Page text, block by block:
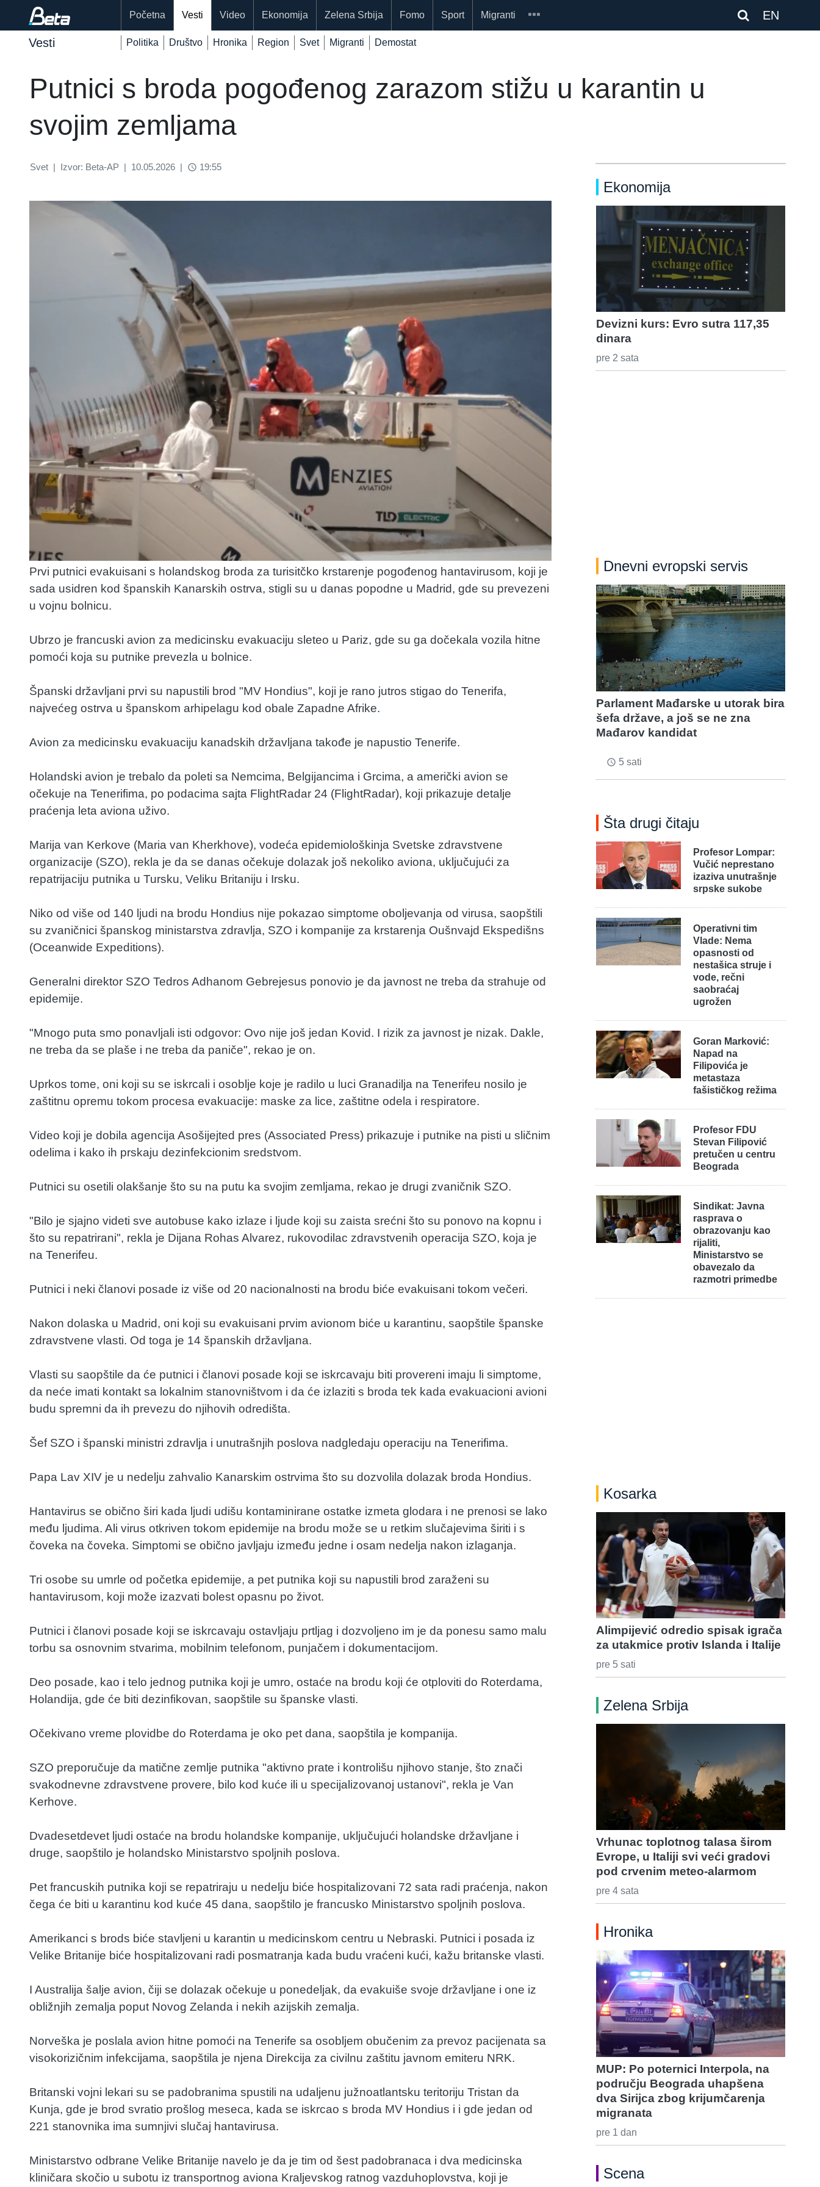
EN
Početna Vesti Video Ekonomija Zelena Srbija Fomo Sport Migranti
Vesti Politika Društvo Hronika Region Svet Migranti Demostat
Putnici s broda pogođenog zarazom stižu u karantin u
svojim zemljama
Svet | Izvor: Beta-AP | 10.05.2026 | access_time 19:55
Prvi putnici evakuisani s holandskog broda za turisitčko krstarenje pogođenog hantavirusom, koji je
sada usidren kod španskih Kanarskih ostrva, stigli su u danas popodne u Madrid, gde su prevezeni
u vojnu bolnicu.
Ubrzo je francuski avion za medicinsku evakuaciju sleteo u Pariz, gde su ga dočekala vozila hitne
pomoći koja su putnike prevezla u bolnice.
Španski državljani prvi su napustili brod "MV Hondius", koji je rano jutros stigao do Tenerifa,
najvećeg ostrva u španskom arhipelagu kod obale Zapadne Afrike.
Avion za medicinsku evakuaciju kanadskih državljana takođe je napustio Tenerife.
Holandski avion je trebalo da poleti sa Nemcima, Belgijancima i Grcima, a američki avion se
očekuje na Tenerifima, po podacima sajta FlightRadar 24 (FlightRadar), koji prikazuje detalje
praćenja leta aviona uživo.
Marija van Kerkove (Maria van Kherkhove), vodeća epidemiološkinja Svetske zdravstvene
organizacije (SZO), rekla je da se danas očekuje dolazak još nekoliko aviona, uključujući za
repatrijaciju putnika u Tursku, Veliku Britaniju i Irsku.
Niko od više od 140 ljudi na brodu Hondius nije pokazao simptome oboljevanja od virusa, saopštili
su zvaničnici španskog ministarstva zdravlja, SZO i kompanije za krstarenja Oušnvajd Ekspedišns
(Oceanwide Expeditions).
Generalni direktor SZO Tedros Adhanom Gebrejesus ponovio je da javnost ne treba da strahuje od
epidemije.
"Mnogo puta smo ponavljali isti odgovor: Ovo nije još jedan Kovid. I rizik za javnost je nizak. Dakle,
ne treba da se plaše i ne treba da paniče", rekao je on.
Uprkos tome, oni koji su se iskrcali i osoblje koje je radilo u luci Granadilja na Tenerifeu nosilo je
zaštitnu opremu tokom procesa evakuacije: maske za lice, zaštitne odela i respiratore.
Video koji je dobila agencija Asošijejted pres (Associated Press) prikazuje i putnike na pisti u sličnim
odelima i kako ih prskaju dezinfekcionim sredstvom.
Putnici su osetili olakšanje što su na putu ka svojim zemljama, rekao je drugi zvaničnik SZO.
"Bilo je sjajno videti sve autobuse kako izlaze i ljude koji su zaista srećni što su ponovo na kopnu i
što su repatrirani", rekla je Dijana Rohas Alvarez, rukovodilac zdravstvenih operacija SZO, koja je
na Tenerifeu.
Putnici i neki članovi posade iz više od 20 nacionalnosti na brodu biće evakuisani tokom večeri.
Nakon dolaska u Madrid, oni koji su evakuisani prvim avionom biće u karantinu, saopštile španske
zdravstvene vlasti. Od toga je 14 španskih državljana.
Vlasti su saopštile da će putnici i članovi posade koji se iskrcavaju biti provereni imaju li simptome,
da neće imati kontakt sa lokalnim stanovništvom i da će izlaziti s broda tek kada evakuacioni avioni
budu spremni da ih prevezu do njihovih odredišta.
Šef SZO i španski ministri zdravlja i unutrašnjih poslova nadgledaju operaciju na Tenerifima.
Papa Lav XIV je u nedelju zahvalio Kanarskim ostrvima što su dozvolila dolazak broda Hondius.
Hantavirus se obično širi kada ljudi udišu kontaminirane ostatke izmeta glodara i ne prenosi se lako
među ljudima. Ali virus otkriven tokom epidemije na brodu može se u retkim slučajevima širiti i s
čoveka na čoveka. Simptomi se obično javljaju između jedne i osam nedelja nakon izlaganja.
Tri osobe su umrle od početka epidemije, a pet putnika koji su napustili brod zaraženi su
hantavirusom, koji može izazvati bolest opasnu po život.
Putnici i članovi posade koji se iskrcavaju ostavljaju prtljag i dozvoljeno im je da ponesu samo malu
torbu sa osnovnim stvarima, mobilnim telefonom, punjačem i dokumentacijom.
Deo posade, kao i telo jednog putnika koji je umro, ostaće na brodu koji će otploviti do Roterdama,
Holandija, gde će biti dezinfikovan, saopštile su španske vlasti.
Očekivano vreme plovidbe do Roterdama je oko pet dana, saopštila je kompanija.
SZO preporučuje da matične zemlje putnika "aktivno prate i kontrolišu njihovo stanje, što znači
svakodnevne zdravstvene provere, bilo kod kuće ili u specijalizovanoj ustanovi", rekla je Van
Kerhove.
Dvadesetdevet ljudi ostaće na brodu holandske kompanije, uključujući holandske državljane i
druge, saopštilo je holandsko Ministarstvo spoljnih poslova.
Pet francuskih putnika koji se repatriraju u nedelju biće hospitalizovani 72 sata radi praćenja, nakon
čega će biti u karantinu kod kuće 45 dana, saopštilo je francusko Ministarstvo spoljnih poslova.
Amerikanci s brods biće stavljeni u karantin u medicinskom centru u Nebraski. Putnici i posada iz
Velike Britanije biće hospitalizovani radi posmatranja kada budu vraćeni kući, kažu britanske vlasti.
I Australija šalje avion, čiji se dolazak očekuje u ponedeljak, da evakuiše svoje državljane i one iz
obližnjih zemalja poput Novog Zelanda i nekih azijskih zemalja.
Norveška je poslala avion hitne pomoći na Tenerife sa osobljem obučenim za prevoz pacijenata sa
visokorizičnim infekcijama, saopštila je njena Direkcija za civilnu zaštitu javnom emiteru NRK.
Britanski vojni lekari su se padobranima spustili na udaljenu južnoatlantsku teritoriju Tristan da
Kunja, gde je brod svratio prošlog meseca, kada se iskrcao s broda MV Hondius i i gde jedan od
221 stanovnika ima sumnjivi slučaj hantavirusa.
Ministarstvo odbrane Velike Britanije navelo je da je tim od šest padobranaca i dva medicinska
kliničara skočio u subotu iz transportnog aviona Kraljevskog ratnog vazduhoplovstva, koji je
Ekonomija
Devizni kurs: Evro sutra 117,35
dinara
pre 2 sata
Dnevni evropski servis
Parlament Mađarske u utorak bira
šefa države, a još se ne zna
Mađarov kandidat
access_time 5 sati
Šta drugi čitaju
Profesor Lompar:
Vučić neprestano
izaziva unutrašnje
srpske sukobe
Operativni tim
Vlade: Nema
opasnosti od
nestašica struje i
vode, rečni
saobraćaj
ugrožen
Goran Marković:
Napad na
Filipovića je
metastaza
fašističkog režima
Profesor FDU
Stevan Filipović
pretučen u centru
Beograda
Sindikat: Javna
rasprava o
obrazovanju kao
rijaliti,
Ministarstvo se
obavezalo da
razmotri primedbe
Kosarka
Alimpijević odredio spisak igrača
za utakmice protiv Islanda i Italije
pre 5 sati
Zelena Srbija
Vrhunac toplotnog talasa širom
Evrope, u Italiji svi veći gradovi
pod crvenim meteo-alarmom
pre 4 sata
Hronika
MUP: Po poternici Interpola, na
području Beograda uhapšena
dva Sirijca zbog krijumčarenja
migranata
pre 1 dan
Scena